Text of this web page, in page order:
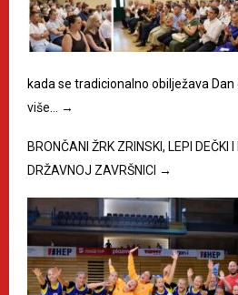
kada se tradicionalno obilježava Dan
više…
→
BRONČANI ŽRK ZRINSKI, LEPI DEČKI
DRŽAVNOJ ZAVRŠNICI →